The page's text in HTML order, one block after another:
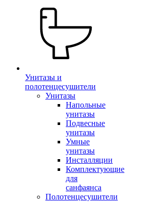
Унитазы и
полотенцесушители
Унитазы
Напольные
унитазы
Подвесные
унитазы
Умные
унитазы
Инсталляции
Комплектующие
для
санфаянса
Полотенцесушители